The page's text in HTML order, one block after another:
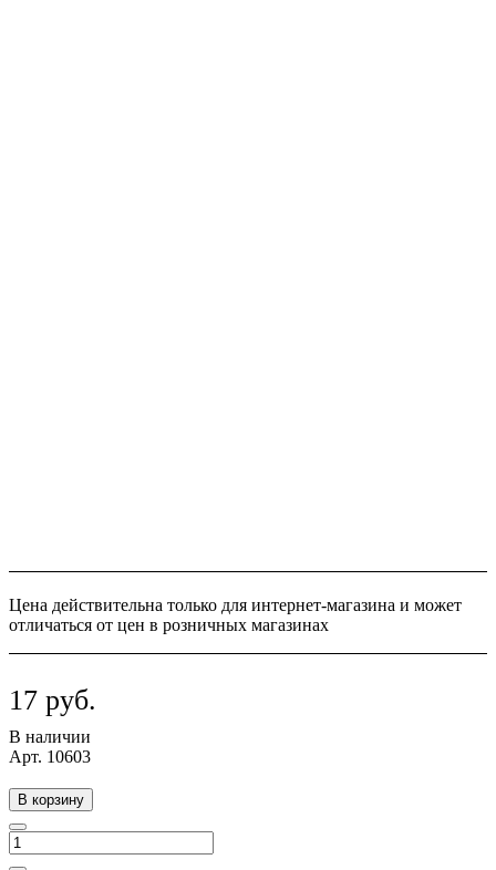
Цена действительна только для интернет-магазина и может
отличаться от цен в розничных магазинах
17 руб.
В наличии
Арт. 10603
В корзину